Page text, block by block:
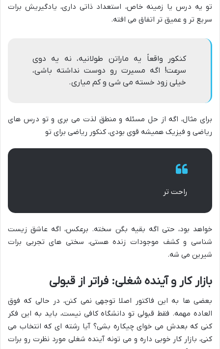
تو یه درس یا زمینه خاص، استعداد ذاتی داری، یادگیریش برات
سریع تر و عمیق تر اتفاق می افته.
کنکور واقعاً یه ماراتن طولانیه، نه یه دوی
سرعت! اگه مسیرت رو دوست نداشته باشی،
خیلی زود خسته می شی و کم میاری.
برای مثال، اگه از حل مسئله و منطق لذت می بری و تو درس های
ریاضی و فیزیک همیشه قوی بودی، کنکور ریاضی برای تو
راحت تر
خواهد بود، حتی اگه بقیه بگن سخته. برعکس، اگه عاشق زیست
شناسی و کشف موجودات زنده هستی، سختی های تجربی برات
شیرین می شه.
بازار کار و آینده شغلی: فراتر از قبولی
بعضی ها به این فاکتور اصلا توجهی نمی کنن، در حالی که فوق
العاده مهمه. فقط قبولی تو دانشگاه کافی نیست، باید به این فکر
کنی که بعدش می خوای چیکاره بشی؟ آیا رشته ای که انتخاب می
کنی، بازار کار خوبی داره و می تونه آینده شغلی مورد نظرت رو برات